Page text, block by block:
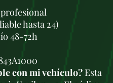
hasta 24)
48-72h
con mi vehículo? Esta